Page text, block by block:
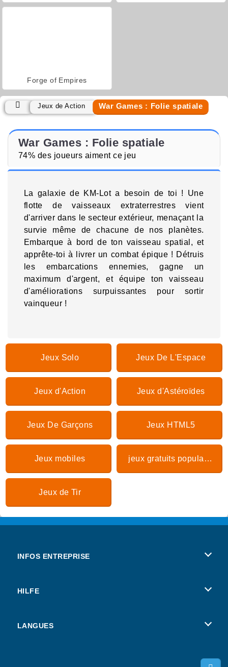
Forge of Empires
Jeux de Action War Games : Folie spatiale
War Games : Folie spatiale
74% des joueurs aiment ce jeu
La galaxie de KM-Lot a besoin de toi ! Une
flotte de vaisseaux extraterrestres vient
d'arriver dans le secteur extérieur, menaçant la
survie même de chacune de nos planètes.
Embarque à bord de ton vaisseau spatial, et
apprête-toi à livrer un combat épique ! Détruis
les embarcations ennemies, gagne un
maximum d'argent, et équipe ton vaisseau
d'améliorations surpuissantes pour sortir
vainqueur !
Jeux Solo Jeux De L'Espace
Jeux d'Action Jeux d'Astéroïdes
Jeux De Garçons Jeux HTML5
Jeux mobiles jeux gratuits populaires
Jeux de Tir
INFOS ENTREPRISE
HILFE
LANGUES